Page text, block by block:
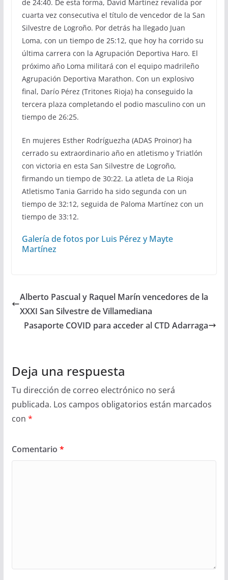
de 24:40. De esta forma, David Martínez revalida por
cuarta vez consecutiva el título de vencedor de la San
Silvestre de Logroño. Por detrás ha llegado Juan
Loma, con un tiempo de 25:12, que hoy ha corrido su
última carrera con la Agrupación Deportiva Haro. El
próximo año Loma militará con el equipo madrileño
Agrupación Deportiva Marathon. Con un explosivo
final, Darío Pérez (Tritones Rioja) ha conseguido la
tercera plaza completando el podio masculino con un
tiempo de 26:25.
En mujeres Esther Rodríguezha (ADAS Proinor) ha
cerrado su extraordinario año en atletismo y Triatlón
con victoria en esta San Silvestre de Logroño,
firmando un tiempo de 30:22. La atleta de La Rioja
Atletismo Tania Garrido ha sido segunda con un
tiempo de 32:12, seguida de Paloma Martínez con un
tiempo de 33:12.
Galería de fotos por Luis Pérez y Mayte
Martínez
Alberto Pascual y Raquel Marín vencedores de la
XXXI San Silvestre de Villamediana
Pasaporte COVID para acceder al CTD Adarraga
Deja una respuesta
Tu dirección de correo electrónico no será
publicada. Los campos obligatorios están marcados
con *
Comentario *